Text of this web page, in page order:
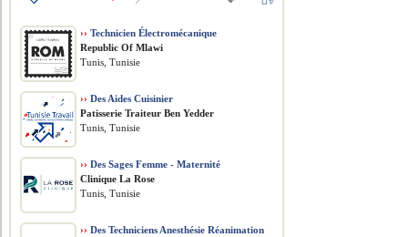
›› Technicien Électromécanique
Republic Of Mlawi
Tunis, Tunisie
›› Des Aides Cuisinier
Patisserie Traiteur Ben Yedder
Tunis, Tunisie
›› Des Sages Femme - Maternité
Clinique La Rose
Tunis, Tunisie
›› Des Techniciens Anesthésie Réanimation